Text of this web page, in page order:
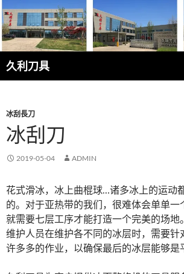
跳
至
正
文
久利刀具
搜
索
冰刮長刀
冰刮刀
2019-05-04 ADMIN
花式滑冰，冰上曲棍球…诸多冰上的运动
的。对于亚热带的我们，很难体会单单一
就需要七层工序才能打造一个完美的场地
维护人员在维护各不同的冰层时，需要针
许多多的作业，以确保最后的冰层能够是